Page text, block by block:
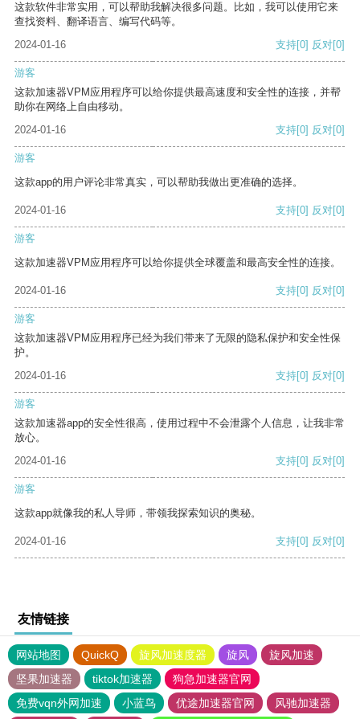
这款软件非常实用，可以帮助我解决很多问题。比如，我可以使用它来
查找资料、翻译语言、编写代码等。
2024-01-16
支持[0] 反对[0]
游客
这款加速器VPM应用程序可以给你提供最高速度和安全性的连接，并帮
助你在网络上自由移动。
2024-01-16
支持[0] 反对[0]
游客
这款app的用户评论非常真实，可以帮助我做出更准确的选择。
2024-01-16 支持[0] 反对[0]
游客
这款加速器VPM应用程序可以给你提供全球覆盖和最高安全性的连接。
2024-01-16 支持[0] 反对[0]
游客
这款加速器VPM应用程序已经为我们带来了无限的隐私保护和安全性保
护。
2024-01-16
支持[0] 反对[0]
游客
这款加速器app的安全性很高，使用过程中不会泄露个人信息，让我非常
放心。
2024-01-16
支持[0] 反对[0]
游客
这款app就像我的私人导师，带领我探索知识的奥秘。
2024-01-16 支持[0] 反对[0]
友情链接
网站地图 QuickQ 旋风加速度器 旋风
旋风加速
坚果加速器
tiktok加速器
狗急加速器官网
免费vqn外网加速
小蓝鸟 优途加速器官网 风驰加速器